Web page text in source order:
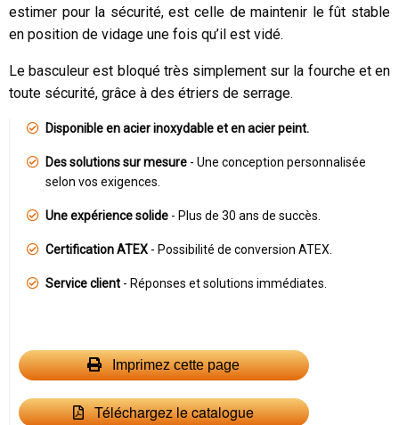
estimer pour la sécurité, est celle de maintenir le fût stable
en position de vidage une fois qu’il est vidé.
Le basculeur est bloqué très simplement sur la fourche et en
toute sécurité, grâce à des étriers de serrage.
Disponible en acier inoxydable et en acier peint.
Des solutions sur mesure - Une conception personnalisée
selon vos exigences.
Une expérience solide - Plus de 30 ans de succès.
Certification ATEX - Possibilité de conversion ATEX.
Service client - Réponses et solutions immédiates.
Imprimez cette page
Téléchargez le catalogue